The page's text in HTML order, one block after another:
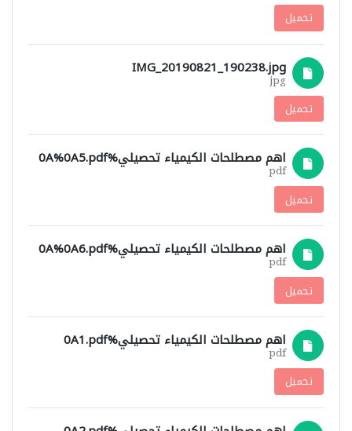
تحميل
IMG_20190821_190238.jpg
jpg
تحميل
اهم مصطلحات الكيمياء تحصيلي%0A%0A5.pdf
pdf
تحميل
اهم مصطلحات الكيمياء تحصيلي%0A%0A6.pdf
pdf
تحميل
اهم مصطلحات الكيمياء تحصيلي%0A1.pdf
pdf
تحميل